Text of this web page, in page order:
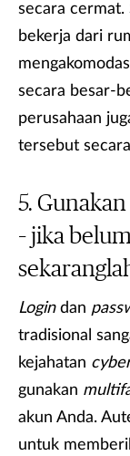
secara cermat.
bekerja dari
secara besar-
perusahaan
tersebut
– jika
Logindan
tradisional
kejahatan
gunakan
akun Anda.
untuk